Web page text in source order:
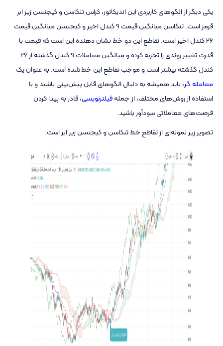
یکی دیگر از الگوهای کاربردی این اندیکاتور، کراس تنکاسن و کیجنسن زیر ابر
قرمز است. تنکاسن میانگین قیمت 9 کندل اخیر و کیجنسن میانگین قیمت
26 کندل اخیر است. تقاطع این دو خط نشان دهنده این است که قیمت با
قدرت تغییر روندی را تجربه کرده و میانگین معاملات 9 کندل گذشته از 26
کندل گذشته بیشتر است و موجب تقاطع این خط شده است. به عنوان یک
معامله گر، باید همیشه به دنبال الگوهای قابل پیش‌بینی باشید و با
استفاده از روش‌های مختلف، از جملهفیلترنویسی، قادر به پیدا کردن
فرصت‌های معاملاتی سودآور باشید.
تصویر زیر نمونه‌ای از تقاطع خط تنکاسن و کیجنسن زیر ابر است.